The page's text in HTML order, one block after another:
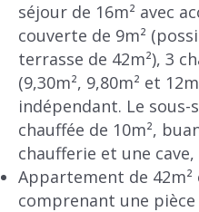
séjour de 16m² avec
couverte de 9m²
terrasse de 42m²), 3
(9,30m², 9,80m² et
indépendant. Le sous-
chauffée de 10m²,
chaufferie et une cave,
Appartement de
comprenant une